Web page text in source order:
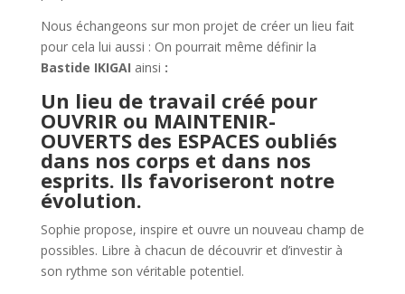
Nous échangeons sur mon projet de créer un lieu fait
pour cela lui aussi : On pourrait même définir la
Bastide IKIGAI ainsi :
Un lieu de travail créé pour
OUVRIR ou MAINTENIR-
OUVERTS des ESPACES oubliés
dans nos corps et dans nos
esprits. Ils favoriseront notre
évolution.
Sophie propose, inspire et ouvre un nouveau champ de
possibles. Libre à chacun de découvrir et d’investir à
son rythme son véritable potentiel.